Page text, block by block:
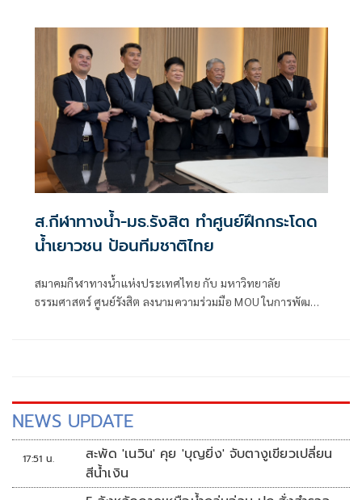
Age Group Swimming Championships 2026) ที่สระว่ายน้ำ
การกีฬาแห่งประเทศไทย หัวหมาก เมื่อวันที่ 3 เมษายน
ส.กีฬาทางน้ำ-มธ.รังสิต ทำศูนย์ฝึกกระโดด
น้ำเยาวชน ป้อนทีมชาติไทย
สมาคมกีฬาทางน้ำแห่งประเทศไทย กับ มหาวิทยาลัย
ธรรมศาสตร์ ศูนย์รังสิต ลงนามความร่วมมือ MOU ในการพัฒนา
NEWS UPDATE
17:51 น.
สะพัด 'เนวิน' คุย 'บุญยิ่ง' จับตางูเขียวเปลี่ยน
สีน้ำเงิน